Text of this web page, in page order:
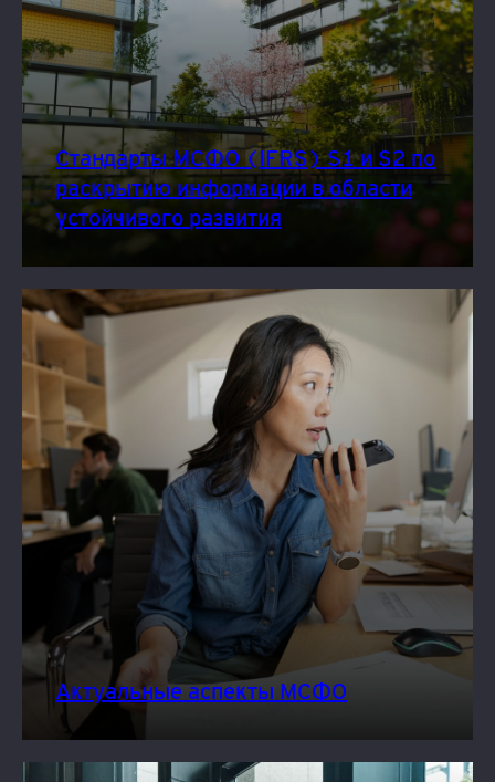
Стандарты МСФО (IFRS) S1 и S2 по
раскрытию информации в области
устойчивого развития
Актуальные аспекты МСФО